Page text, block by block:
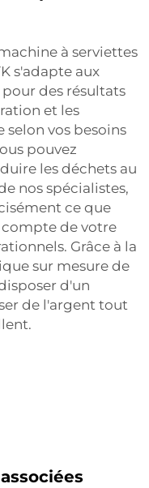
à serviettes
s'adapte aux
des résultats
et les
vos besoins
pouvez
les déchets au
nos spécialistes,
ce que
de votre
Grâce à la
sur mesure de
d'un
de l'argent tout